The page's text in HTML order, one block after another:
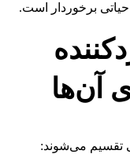
برخوردار است.
آن‌ها
تقسیم می‌شوند: